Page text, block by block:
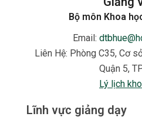
Bộ môn Khoa
Email:
Liên Hệ: Phòng C35, Cơ
Quận 5,
Lý lịch
Lĩnh vực giảng dạy